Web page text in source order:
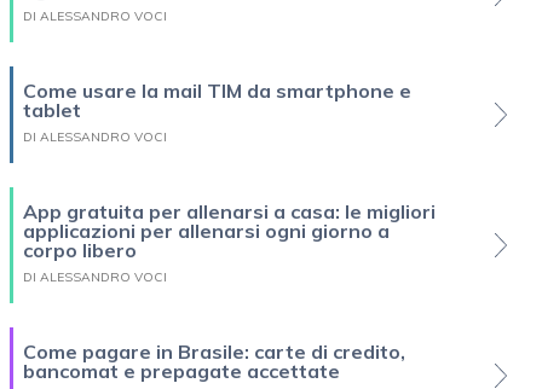
DI ALESSANDRO VOCI
Come usare la mail TIM da smartphone e
tablet
DI ALESSANDRO VOCI
App gratuita per allenarsi a casa: le migliori
applicazioni per allenarsi ogni giorno a
corpo libero
DI ALESSANDRO VOCI
Come pagare in Brasile: carte di credito,
bancomat e prepagate accettate